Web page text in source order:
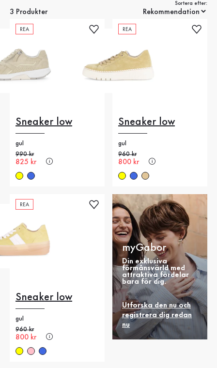
3 Produkter
Sortera efter:
REA
Sneaker low
gul
Gammalt pris
990 kr
Nytt pris
825 kr
REA
Sneaker low
gul
Gammalt pris
960 kr
Nytt pris
800 kr
REA
Sneaker low
gul
Gammalt pris
960 kr
Nytt pris
800 kr
myGabor
Din exklusiva
förmånsvärld med
attraktiva fördelar
bara för dig.
Utforska den nu och
registrera dig redan
nu